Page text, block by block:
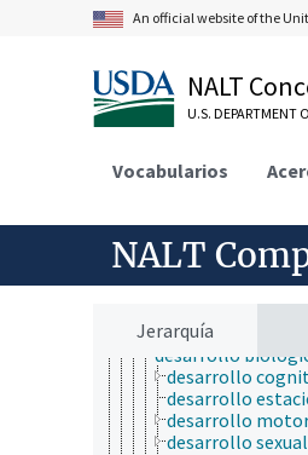
An official website of the
NALT
U.S. DEPARTMENT
Vocabularios
NALT
Jerarquía
economía
embriología
endocrinología
epidemiología
física
captación máxima
composición
crecimiento y
alometría
crecimiento
crecimiento
desarrollo
desarrollo
desarrollo
desarrollo
desarrollo sexual